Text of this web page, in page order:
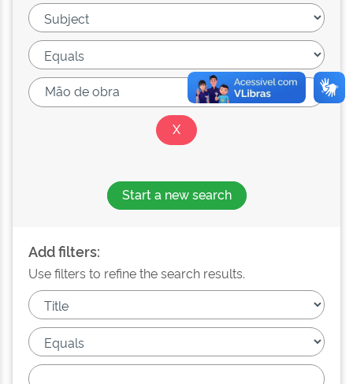
Start a new search
Add filters:
Use filters to refine the search results.